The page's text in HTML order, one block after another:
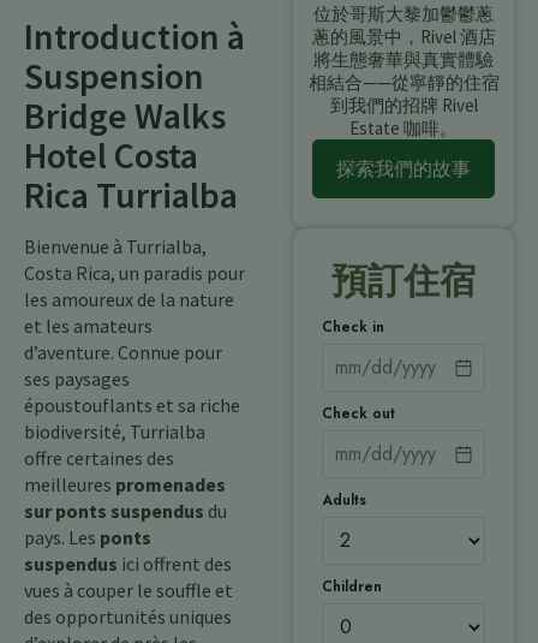
Introduction à
Suspension
Bridge Walks
Hotel Costa
Rica Turrialba
Bienvenue à Turrialba,
Costa Rica, un paradis pour
les amoureux de la nature
et les amateurs
d’aventure. Connue pour
ses paysages
époustouflants et sa riche
biodiversité, Turrialba
offre certaines des
meilleures promenades
sur ponts suspendus du
pays. Les ponts
suspendus ici offrent des
vues à couper le souffle et
des opportunités uniques
位於哥斯大黎加鬱鬱蔥
蔥的風景中，Rivel 酒店
將生態奢華與真實體驗
相結合——從寧靜的住宿
到我們的招牌 Rivel
Estate 咖啡。
探索我們的故事
預訂住宿
Check in
Check out
Adults
Children